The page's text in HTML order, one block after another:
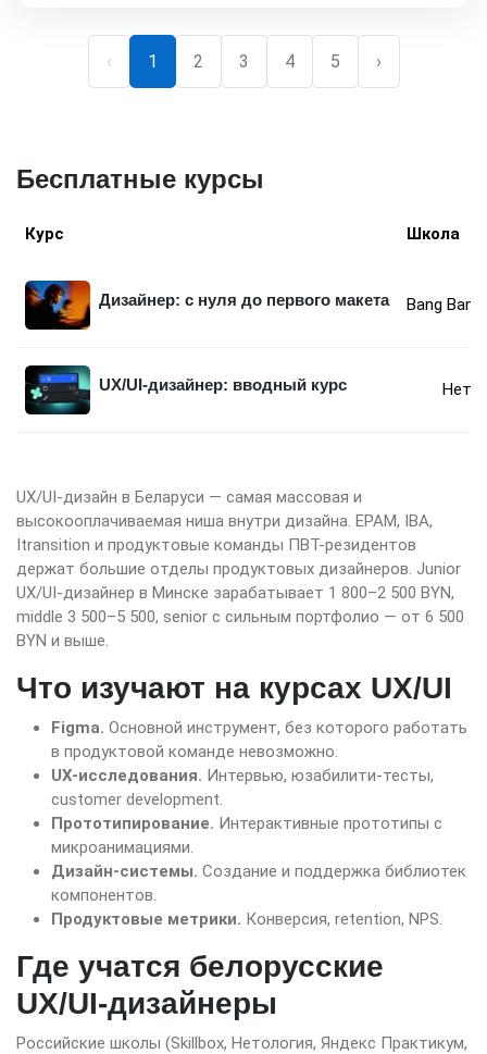
‹ 1 2 3 4 5 ›
Бесплатные курсы
Курс Школа
Дизайнер: с нуля до первого макета Bang
UX/UI-дизайнер: вводный курс
UX/UI-дизайн в Беларуси — самая массовая и
высокооплачиваемая ниша внутри дизайна. EPAM, IBA,
Itransition и продуктовые команды ПВТ-резидентов
держат большие отделы продуктовых дизайнеров. Junior
UX/UI-дизайнер в Минске зарабатывает 1 800–2 500 BYN,
middle 3 500–5 500, senior с сильным портфолио — от 6 500
BYN и выше.
Что изучают на курсах UX/UI
Figma. Основной инструмент, без которого работать
в продуктовой команде невозможно.
UX-исследования. Интервью, юзабилити-тесты,
customer development.
Прототипирование. Интерактивные прототипы с
микроанимациями.
Дизайн-системы. Создание и поддержка библиотек
компонентов.
Продуктовые метрики. Конверсия, retention, NPS.
Где учатся белорусские
UX/UI-дизайнеры
Российские школы (Skillbox, Нетология, Яндекс Практикум,